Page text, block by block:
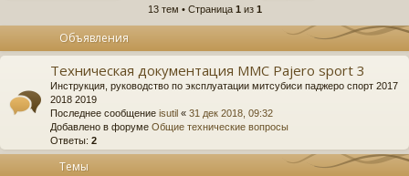
13 тем • Страница 1 из 1
Объявления
Техническая документация MMC Pajero sport 3
Инструкция, руководство по эксплуатации митсубиси паджеро спорт 2017
2018 2019
Последнее сообщение isutil « 31 дек 2018, 09:32
Добавлено в форуме Общие технические вопросы
Ответы: 2
Темы